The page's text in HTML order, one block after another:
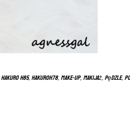
hakuro h85,hakuroh78,make-up,makijaż,pędzle,